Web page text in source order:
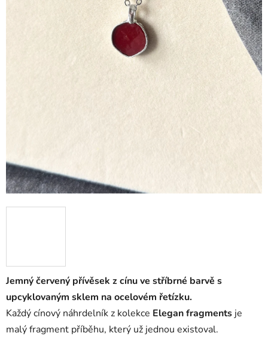
Jemný červený přívěsek z cínu ve stříbrné barvě s
upcyklovaným sklem na ocelovém řetízku.
Každý cínový náhrdelník z kolekce Elegan fragments je
malý fragment příběhu, který už jednou existoval.